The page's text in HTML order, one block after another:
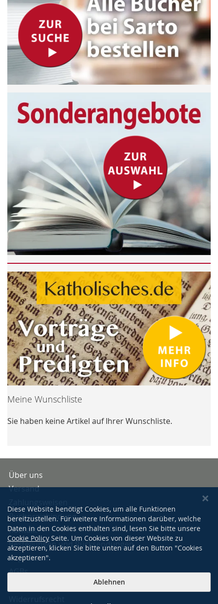
Meine Wunschliste
Sie haben keine Artikel auf Ihrer Wunschliste.
Über uns
Versand
Buchpreisbindung
Kontakt
Bestellungen und Rücksendungen
Impressum
AGBs
Diese Website benötigt Cookies, um alle Funktionen
bereitzustellen. Für weitere Informationen darüber, welche
Daten in den Cookies enthalten sind, lesen Sie bitte unsere
Cookie Policy Seite. Um Cookies von dieser Website zu
akzeptieren, klicken Sie bitte unten auf den Button "Cookies
akzeptieren".
Ablehnen